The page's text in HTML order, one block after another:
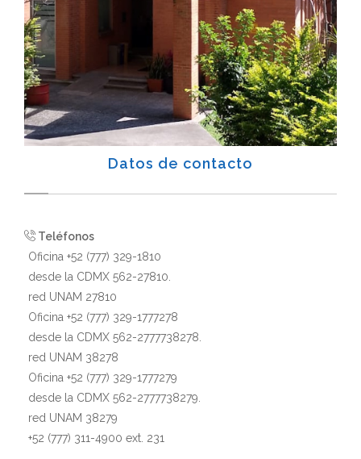
Datos de contacto
Teléfonos
Oficina +52 (777) 329-1810
desde la CDMX 562-27810.
red UNAM 27810
Oficina +52 (777) 329-1777278
desde la CDMX 562-2777738278.
red UNAM 38278
Oficina +52 (777) 329-1777279
desde la CDMX 562-2777738279.
red UNAM 38279
+52 (777) 311-4900 ext. 231